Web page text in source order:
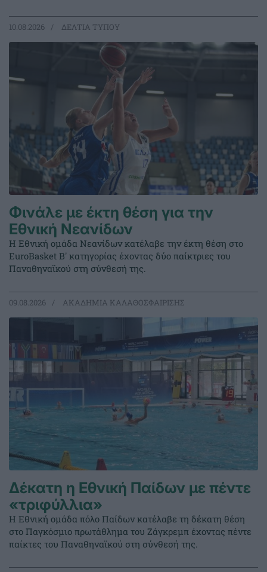
10.08.2026 ΔΕΛΤΙΑ ΤΥΠΟΥ
Φινάλε με έκτη θέση για την
Εθνική Νεανίδων
Η Εθνική ομάδα Νεανίδων κατέλαβε την έκτη θέση στο
EuroBasket Β' κατηγορίας έχοντας δύο παίκτριες του
Παναθηναϊκού στη σύνθεσή της.
09.08.2026 ΑΚΑΔΗΜΙΑ ΚΑΛΑΘΟΣΦΑΙΡΙΣΗΣ
Δέκατη η Εθνική Παίδων με πέντε
«τριφύλλια»
Η Εθνική ομάδα πόλο Παίδων κατέλαβε τη δέκατη θέση
στο Παγκόσμιο πρωτάθλημα του Ζάγκρεμπ έχοντας πέντε
παίκτες του Παναθηναϊκού στη σύνθεσή της.